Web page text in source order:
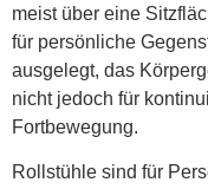
meist über eine
für persönliche
ausgelegt, das
nicht jedoch für
Fortbewegung.
Rollstühle sind für